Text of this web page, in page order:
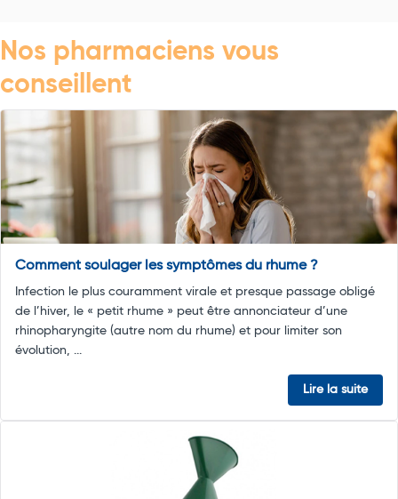
Nos pharmaciens vous
conseillent
Comment soulager les symptômes du rhume ?
Infection le plus couramment virale et presque passage obligé
de l’hiver, le « petit rhume » peut être annonciateur d’une
rhinopharyngite (autre nom du rhume) et pour limiter son
évolution, ...
Lire la suite